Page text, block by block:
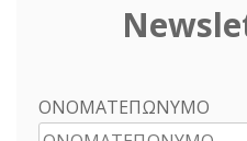
ΟΝΟΜΑΤΕΠΩΝΥΜΟ